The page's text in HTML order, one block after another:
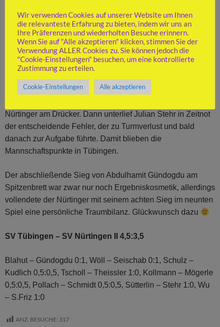
einer Partie, in der beide Gegner auf Königsangriff spielten,
wickelte er nach einem Bauerngewinn entscheidend in ein
für ihn besseres Endspiel ab.
Mit einem ähnlichen Motiv musste sich Julian Theissler
nach einem erzwungenen Damenabtausch für ihn verloren.
Nürtinger am Drücker. Dann unterlief Julian Stehr in Zeitnot
der entscheidende Fehler, der zu Turmverlust und bald
danach zur Aufgabe führte. Damit blieben die
Mannschaftspunkte in Tübingen.
Der abschließende Sieg von Abdulhamit Gündogdu am
Spitzenbrett war zwar nur noch Ergebniskosmetik, allerdings
vollendete der Nürtinger mit seinem achten Sieg im neunten
Spiel eine persönliche Traumbilanz. Glückwunsch dazu
SV Tübingen – SV Nürtingen II 4,5:3,5
Blahut – Gündogdu 0:1, Wöll – Seischab 0:1, Schulz –
Kudlich 0,5:0,5, Tscholl – Theissler 1:0, Kollmann – Mögerle
0,5:0,5, Pollach – Schmidt 0,5:0,5, Sütterlin – Stehr 1:0, Wu
– S.Friz 1:0
ANZ. BESUCHE: 317
Wir verwenden Cookies auf unserer Website um Ihnen
die relevanteste Erfahrung zu bieten, indem wir uns an
Ihre Präferenzen und wiederholten Besuche erinnern.
Wenn Sie auf "Alle akzeptieren" klicken, stimmen Sie der
Verwendung ALLER Cookies zu. Sie können jedoch die
"Cookie-Einstellungen" besuchen, um eine kontrollierte
Zustimmung zu erteilen.
Cookie-Einstellungen Alle akzeptieren